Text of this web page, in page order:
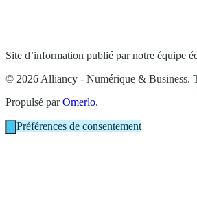
Site d’information publié par notre équipe
© 2026 Alliancy - Numérique & Business.
Propulsé parOmerlo.
Préférences de consentement